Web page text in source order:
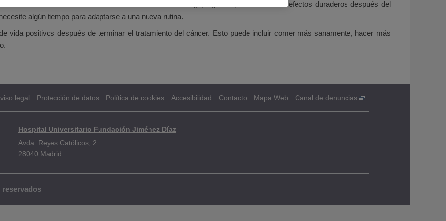
antes del tratamiento del cáncer fácilmente. Sin embargo, algunas personas tienen efectos duraderos después del
algún tiempo para adaptarse a una nueva rutina.
vida positivos después de terminar el tratamiento del cáncer. Esto puede incluir comer más sanamente, hacer más
legal Protección de datos Política de cookies Accesibilidad Contacto Mapa Web Canal de denuncias
Hospital Universitario Fundación Jiménez Díaz
Avda. Reyes Católicos, 2
28040 Madrid
reservados